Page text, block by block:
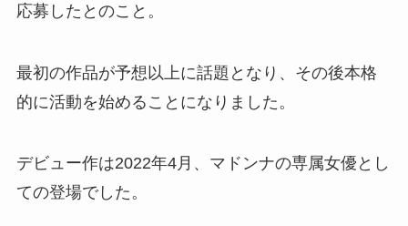
応募したとのこと。
最初の作品が予想以上に話題となり、その後本格
的に活動を始めることになりました。
デビュー作は2022年4月、マドンナの専属女優とし
ての登場でした。